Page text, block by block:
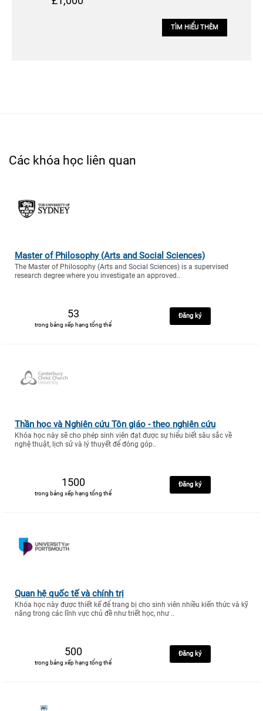
TÌM HIỂU THÊM
Các khóa học liên quan
Master of Philosophy (Arts and Social Sciences)
The Master of Philosophy (Arts and Social Sciences) is a supervised
research degree where you investigate an approved..
53
trong bảng xếp hạng tổng thể
Đăng ký
Thần học và Nghiên cứu Tôn giáo - theo nghiên cứu
Khóa học này sẽ cho phép sinh viên đạt được sự hiểu biết sâu sắc về
nghệ thuật, lịch sử và lý thuyết để đóng góp..
1500
trong bảng xếp hạng tổng thể
Đăng ký
Quan hệ quốc tế và chính trị
Khóa học này được thiết kế để trang bị cho sinh viên nhiều kiến thức và kỹ
năng trong các lĩnh vực chủ đề như triết học, như ..
500
trong bảng xếp hạng tổng thể
Đăng ký